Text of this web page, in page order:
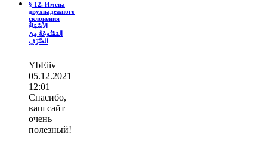
§ 12. Имена
двухпадежного
склонения
الأَسْمَاءُ
المَمْنُوعَةُ مِنَ
الصَّرْفِ
YbEiiv
05.12.2021
12:01
Спасибо,
ваш сайт
очень
полезный!